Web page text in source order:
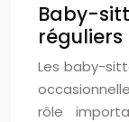
Baby-
réguliers
Les baby-
rôle